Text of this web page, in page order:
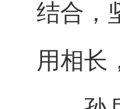
结合，
用相长